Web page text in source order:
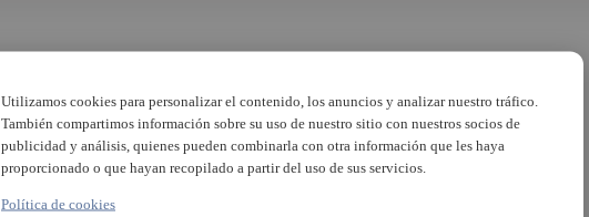
Utilizamos cookies para personalizar el contenido, los anuncios y analizar nuestro tráfico.
También compartimos información sobre su uso de nuestro sitio con nuestros socios de
publicidad y análisis, quienes pueden combinarla con otra información que les haya
proporcionado o que hayan recopilado a partir del uso de sus servicios.
Política de cookies